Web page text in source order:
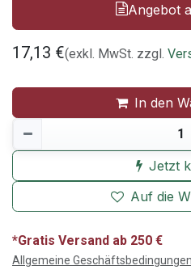
Angebot
17,13 €(exkl. MwSt. zzgl.
In den
Jetzt
Auf die
*Gratis Versand ab 250 €
Allgemeine Geschäftsbedingungen